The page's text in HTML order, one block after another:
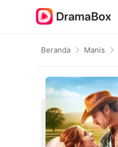
Beranda Manis